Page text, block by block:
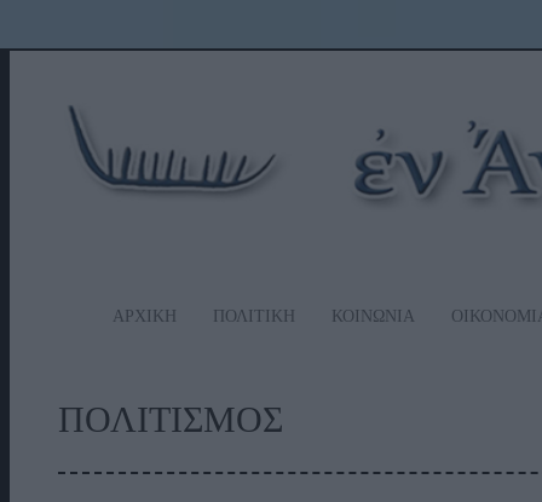
ΑΡΧΙΚΗ ΠΟΛΙΤΙΚΗ ΚΟΙΝΩΝΙΑ
ΠΟΛΙΤΙΣΜΟΣ